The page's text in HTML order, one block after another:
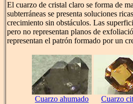
El cuarzo de cristal claro se forma de
subterráneas se presenta soluciones
crecimiento sin obstáculos. Las
pero no representan planos de
representan el patrón formado por un
Cuarzo ahumado Cuarzo